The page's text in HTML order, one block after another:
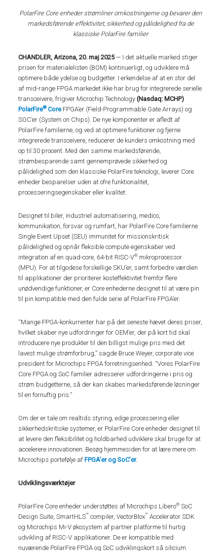
PolarFire Core enheder strømliner omkostningerne og bevarer den
markedsførende effektivitet, sikkerhed og pålidelighed fra de
klassiske PolarFire familier
CHANDLER, Arizona, 20. maj 2025— I det aktuelle marked stiger
prisen for materialelisten (BOM) kontinuerligt, og udviklere må
optimere både ydelse og budgetter. I erkendelse af at en stor del
af mid-range FPGA markedet ikke har brug for integrerede serielle
transceivere, frigiver Microchip Technology(Nasdaq: MCHP)
PolarFire®CoreFPGA’er (Field-Programmable Gate Arrays) og
SOC’er (System on Chips). De nye komponenter er afledt af
PolarFire familierne, og ved at optimere funktioner og fjerne
integrerede transceivere, reducerer de kunders omkostning med
op til 30 procent. Med den samme markedsførende,
strømbesparende samt gennemprøvede sikkerhed og
pålidelighed som den klassiske PolarFire teknologi, leverer Core
enheder besparelser uden at ofre funktionalitet,
processeringsegenskaber eller kvalitet.
Designet til biler, industriel automatisering, medico,
kommunikation, forsvar og rumfart, har PolarFire Core familierne
Single Event Upset (SEU) immunitet for missionskritisk
pålidelighed og opnår fleksible compute egenskaber ved
integration af en quad-core, 64-bit RISC-V® mikroprocessor
(MPU). For at tilgodese forskellige SKU’er, samt forbedre værdien
til applikationer der prioriterer kosteffektivitet fremfor flere
unødvendige funktioner, er Core enhederne designet til at være pin
til pin kompatible med den fulde serie af PolarFire FPGA’er.
“Mange FPGA-konkurrenter har på det seneste hævet deres priser,
hvilket skaber nye udfordringer for OEM’er, der på kort tid skal
introducere nye produkter til den billigst mulige pris med det
lavest mulige strømforbrug,” sagde Bruce Weyer, corporate vice
president for Microchips FPGA forretningsenhed. “Vores PolarFire
Core FPGA og SoC familier adresserer udfordringerne i pris og
strøm budgetterne, så der kan skabes markedsførende løsninger
til en fornuftig pris.”
Om der er tale om realtids styring, edge processering eller
sikkerhedskritiske systemer, er PolarFire Core enheder designet til
at levere den fleksibilitet og holdbarhed udviklere skal bruge for at
accelerere innovationen. Besøg hjemmesiden for at lære mere om
Microchips portefølje af FPGA’er og SoC’er.
Udviklingsværktøjer
PolarFire Core enheder understøttes af Microchips Libero® SoC
Design Suite, SmartHLS™ compiler, VectorBlox™ Accelerator SDK
og Microchips Mi-V økosystem af partner platforme til hurtig
udvikling af RISC-V applikationer. De er kompatible med
nuværende PolarFire FPGA og SoC udviklingskort så silicium